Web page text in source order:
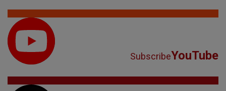
SubscribeYouTube